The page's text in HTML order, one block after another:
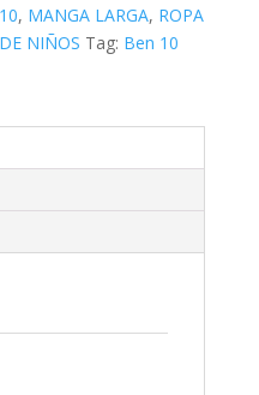
10, MANGA LARGA, ROPA
DE NIÑOS Tag: Ben 10